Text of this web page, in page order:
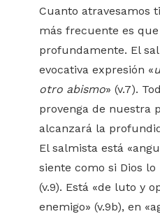
Cuanto atravesamos
más frecuente es
profundamente. El
evocativa expresión «
otro abismo» (v.7).
provenga de nuestra
alcanzará la
El salmista está
siente como si Dios
(v.9). Está «de luto y
enemigo» (v.9b), en